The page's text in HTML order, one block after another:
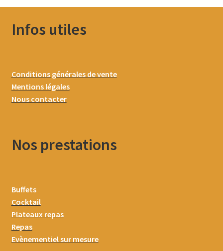
Infos utiles
Conditions générales de vente
Mentions légales
Nous contacter
Nos prestations
Buffets
Cocktail
Plateaux repas
Repas
Evènementiel sur mesure